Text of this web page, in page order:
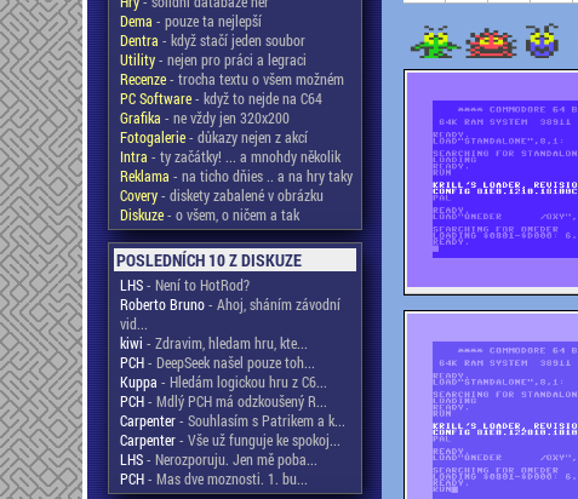
Dema - pouze ta nejlepší
Dentra - když stačí jeden soubor
Utility- nejen pro práci a legraci
Recenze- trocha textu o všem možném
PC Software- když to nejde na C64
Grafika - ne vždy jen 320x200
Fotogalerie- důkazy nejen z akcí
Intra - ty začátky! ... a mnohdy několik
Reklama - na ticho dňies .. a na hry taky
Covery- diskety zabalené v obrázku
Diskuze- o všem, o ničem a tak
POSLEDNÍCH 10 Z DISKUZE
LHS- Není to HotRod?
Roberto Bruno- Ahoj, sháním závodní
vid...
kiwi - Zdravim, hledam hru, kte...
PCH- DeepSeek našel pouze toh...
Kuppa - Hledám logickou hru z C6...
PCH- Mdlý PCH má odzkoušený R...
Carpenter- Souhlasím s Patrikem a k...
Carpenter- Vše už funguje ke spokoj...
LHS- Nerozporuju. Jen mě poba...
PCH- Mas dve moznosti. 1. bu...